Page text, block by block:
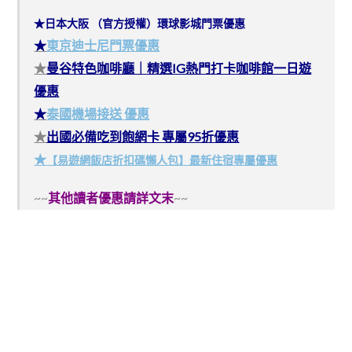
★日本大阪 （官方授權）環球影城門票優惠
★東京迪士尼門票優惠
★曼谷特色咖啡廳｜精選IG熱門打卡咖啡館一日遊
優惠
★泰國機場接送 優惠
★出國必備吃到飽網卡 專屬95折優惠
★ 【易遊網飯店折扣碼懶人包】最新住宿專屬優惠
~~其他讀者優惠請詳文末~~